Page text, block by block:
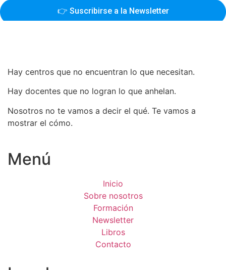
Hay centros que no encuentran lo que necesitan.
Hay docentes que no logran lo que anhelan.
Nosotros no te vamos a decir el qué. Te vamos a
mostrar el cómo.
Menú
Inicio
Sobre nosotros
Formación
Newsletter
Libros
Contacto